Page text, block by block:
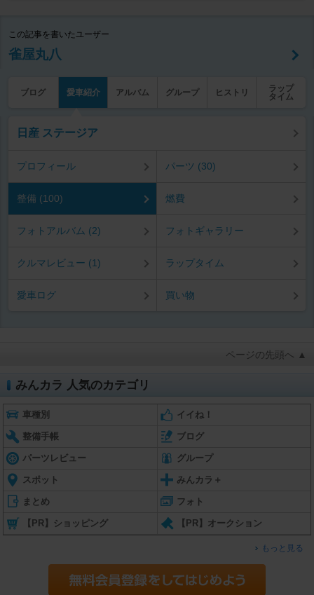
この記事を書いたユーザー
雀屋丸八
ブログ 愛車紹介 アルバム グループ ヒストリ
ラップ
タイム
日産 ステージア
プロフィール パーツ (30)
整備 (100) 燃費
フォトアルバム (2) フォトギャラリー
クルマレビュー (1) ラップタイム
愛車ログ 買い物
ページの先頭へ ▲
みんカラ 人気のカテゴリ
車種別 イイね！
整備手帳 ブログ
パーツレビュー グループ
スポット みんカラ＋
まとめ フォト
【PR】ショッピング 【PR】オークション
もっと見る